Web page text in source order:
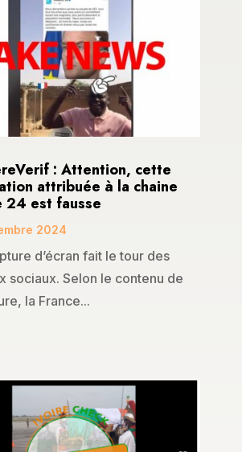
: Attention, cette
attribuée à la chaine
24 est fausse
2024
d’écran fait le tour des
sociaux. Selon le contenu de
la France...